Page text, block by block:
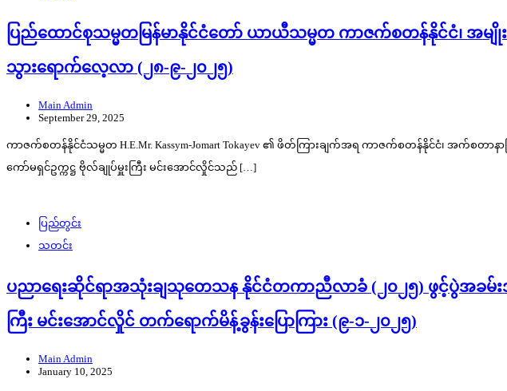
ပြည်ထောင်စုသမ္မတမြန်မာနိုင်ငံတော် ယာယီသမ္မတ ကာဇက်စတန်နိုင်ငံ၊ အမျို
သွားရောက်လေ့လာ (၂၈-၉-၂၀၂၅)
Main Admin
September 29, 2025
ကာဇက်စတန်နိုင်ငံသမ္မတ H.E.Mr. Kassym-Jomart Tokayev ၏ ဖိတ်ကြားချက်အရ ကာဇက်စတန်နိုင်ငံ၊ အက်စ
ကော်မရှင်ဥက္ကဋ္ဌ ဗိုလ်ချုပ်မှူးကြီး မင်းအောင်လှိုင်သည် […]
ပြည်တွင်း
သတင်း
ပညာရေးဆိုင်ရာအသုံးချသုတေသန နိုင်ငံတကာညီလာခံ (၂၀၂၅) ဖွင့်ပွဲအခမ်းအ
ကြီး မင်းအောင်လှိုင် တက်ရောက်မိန့်ခွန်းပြောကြား (၉-၁-၂၀၂၅)
Main Admin
January 10, 2025